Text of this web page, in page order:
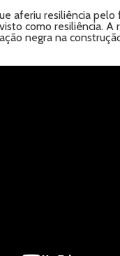
aferiu resiliência
como resiliência.
negra na